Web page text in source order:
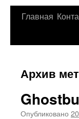
Перейти
Главная
Архив
Опубликовано